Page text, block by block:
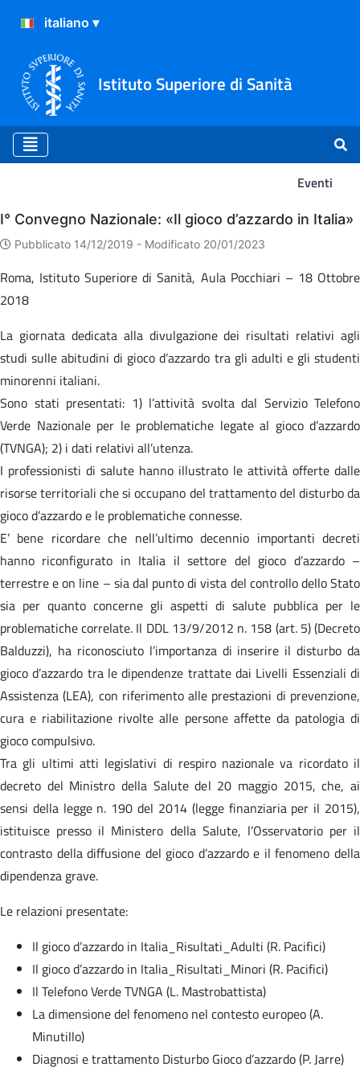
Istituto Superiore di Sanità
Eventi
Eventi
I° Convegno Nazionale: «Il gioco d’azzardo in Italia»
Pubblicato 14/12/2019 - Modificato 20/01/2023
Roma, Istituto Superiore di Sanità, Aula Pocchiari – 18 Ottobre
2018
La giornata dedicata alla divulgazione dei risultati relativi agli
studi sulle abitudini di gioco d’azzardo tra gli adulti e gli studenti
minorenni italiani.
Sono stati presentati: 1) l’attività svolta dal Servizio Telefono
Verde Nazionale per le problematiche legate al gioco d’azzardo
(TVNGA); 2) i dati relativi all’utenza.
I professionisti di salute hanno illustrato le attività offerte dalle
risorse territoriali che si occupano del trattamento del disturbo da
gioco d’azzardo e le problematiche connesse.
E’ bene ricordare che nell’ultimo decennio importanti decreti
hanno riconfigurato in Italia il settore del gioco d’azzardo –
terrestre e on line – sia dal punto di vista del controllo dello Stato
sia per quanto concerne gli aspetti di salute pubblica per le
problematiche correlate. Il DDL 13/9/2012 n. 158 (art. 5) (Decreto
Balduzzi), ha riconosciuto l’importanza di inserire il disturbo da
gioco d’azzardo tra le dipendenze trattate dai Livelli Essenziali di
Assistenza (LEA), con riferimento alle prestazioni di prevenzione,
cura e riabilitazione rivolte alle persone affette da patologia di
gioco compulsivo.
Tra gli ultimi atti legislativi di respiro nazionale va ricordato il
decreto del Ministro della Salute del 20 maggio 2015, che, ai
sensi della legge n. 190 del 2014 (legge finanziaria per il 2015),
istituisce presso il Ministero della Salute, l’Osservatorio per il
contrasto della diffusione del gioco d’azzardo e il fenomeno della
dipendenza grave.
Le relazioni presentate:
Il gioco d’azzardo in Italia_Risultati_Adulti (R. Pacifici)
Il gioco d’azzardo in Italia_Risultati_Minori (R. Pacifici)
Il Telefono Verde TVNGA (L. Mastrobattista)
La dimensione del fenomeno nel contesto europeo (A.
Minutillo)
Diagnosi e trattamento Disturbo Gioco d’azzardo (P. Jarre)